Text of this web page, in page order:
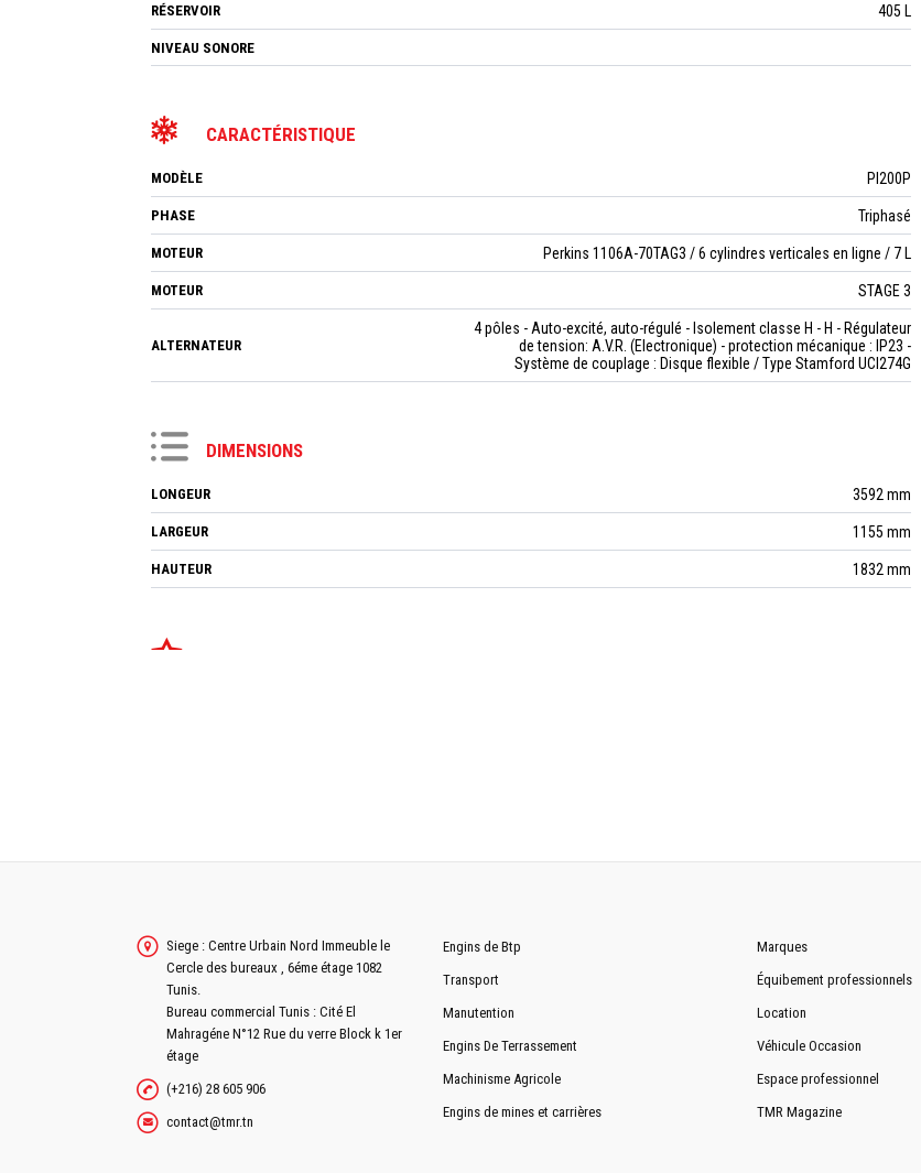
RÉSERVOIR 405 L
NIVEAU SONORE
CARACTÉRISTIQUE
MODÈLE PI200P
PHASE Triphasé
MOTEUR Perkins 1106A-70TAG3 / 6 cylindres verticales en ligne / 7 L
MOTEUR STAGE 3
ALTERNATEUR
4 pôles - Auto-excité, auto-régulé - Isolement classe H - H - Régulateur
de tension: A.V.R. (Electronique) - protection mécanique : IP23 -
Système de couplage : Disque flexible / Type Stamford UCI274G
DIMENSIONS
LONGEUR 3592 mm
LARGEUR 1155 mm
HAUTEUR 1832 mm
Siege : Centre Urbain Nord Immeuble le
Cercle des bureaux , 6éme étage 1082
Tunis.
Bureau commercial Tunis : Cité El
Mahragéne N°12 Rue du verre Block k 1er
étage
(+216) 28 605 906
contact@tmr.tn
Engins de Btp
Transport
Manutention
Engins De Terrassement
Machinisme Agricole
Engins de mines et carrières
Marques
Équibement professionnels
Location
Véhicule Occasion
Espace professionnel
TMR Magazine